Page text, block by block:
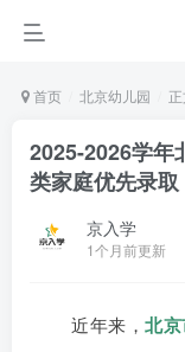
首页 北京幼儿园
2025-2026学年
类家庭优先录取
京入学
1个月前更新
近年来， 北